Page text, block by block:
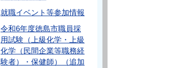
就職イベント等参加情報
令和6年度徳島市職員採
用試験（上級化学・上級
化学（民間企業等職務経
験者）・保健師）（追加